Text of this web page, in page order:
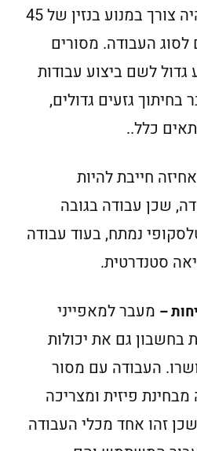
בינוניים או גדולים, יהיה צורך במנוע בנזין של 45
העבודה. מסורים
גדול לשם ביצוע עבודות
גזעים גדולים,
כלל..
חייבת להיות
שכן עבודה בגובה
נמתח, בעוד עבודה
סטנדרטית.
– מעבר למאפייני
בחשבון גם את יכולות
העבודה עם מסור
פיזית ומצריכה
שכן זהו אחד מכלי העבודה